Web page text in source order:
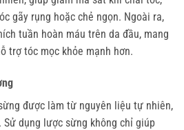
gãy rụng hoặc chẻ ngọn. Ngoài ra,
tuần hoàn máu trên da đầu, mang
trợ tóc mọc khỏe mạnh hơn.
được làm từ nguyên liệu tự nhiên,
dụng lược sừng không chỉ giúp